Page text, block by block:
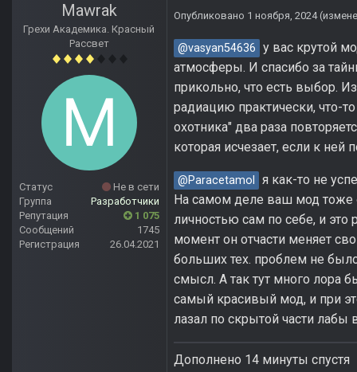
Mawrak
Грехи Академика. Красный
Рассвет
Статус
Не в сети
Группа
Разработчики
Репутация
1 075
Сообщений
1745
Регистрация
26.04.2021
Опубликовано 1 ноября, 2024
@vasyan54636 у вас крутой
атмосферы. И спасибо за
прикольно, что есть выбор.
радиацию практически, что-
охотника" два раза
которая исчезает, если к ней
@Paracetamol
я как-то не
На самом деле ваш мод тоже
личностью сам по себе, и это
момент он отчасти меняет
больших тех. проблем не
смысл. А так тут много лора
самый красивый мод, и при
лазал по скрытой части лабы
Дополнено 14 минуты спустя